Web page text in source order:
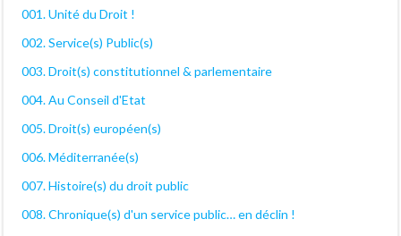
001. Unité du Droit !
002. Service(s) Public(s)
003. Droit(s) constitutionnel & parlementaire
004. Au Conseil d'Etat
005. Droit(s) européen(s)
006. Méditerranée(s)
007. Histoire(s) du droit public
008. Chronique(s) d'un service public… en déclin !